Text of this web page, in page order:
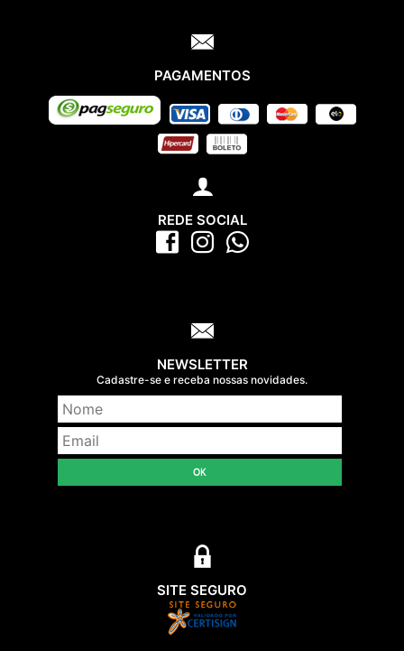
PAGAMENTOS
REDE SOCIAL
NEWSLETTER
Cadastre-se e receba nossas novidades.
OK
SITE SEGURO